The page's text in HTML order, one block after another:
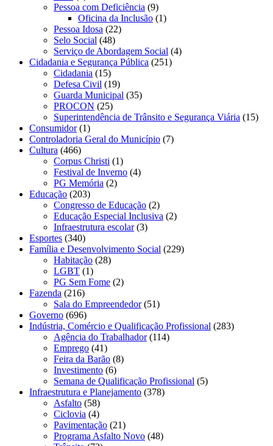
Pessoa com Deficiência (9)
Oficina da Inclusão (1)
Pessoa Idosa (22)
Selo Social (48)
Serviço de Abordagem Social (4)
Cidadania e Segurança Pública (251)
Cidadania (15)
Defesa Civil (19)
Guarda Municipal (35)
PROCON (25)
Superintendência de Trânsito e Segurança Viária (15)
Consumidor(1)
Controladoria Geral do Município (7)
Cultura (466)
Corpus Christi (1)
Festival de Inverno (4)
PG Memória (2)
Educação (203)
Congresso de Educação (2)
Educação Especial Inclusiva (2)
Infraestrutura escolar(3)
Esportes (340)
Família e Desenvolvimento Social (229)
Habitação (28)
LGBT (1)
PG Sem Fome (2)
Fazenda (216)
Sala do Empreendedor(51)
Governo (696)
Indústria, Comércio e Qualificação Profissional (283)
Agência do Trabalhador(114)
Emprego (41)
Feira da Barão (8)
Investimento (6)
Semana de Qualificação Profissional (5)
Infraestrutura e Planejamento (378)
Asfalto (58)
Ciclovia (4)
Pavimentação (21)
Programa Asfalto Novo (48)